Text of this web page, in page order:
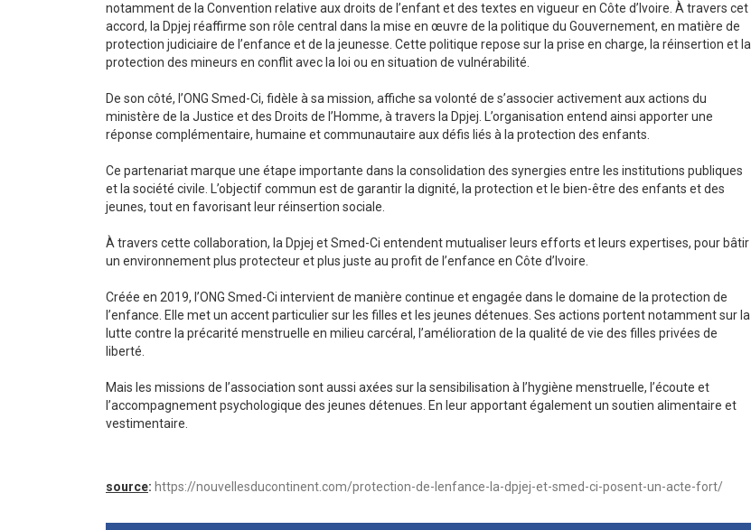
notamment de la Convention relative aux droits de l’enfant et des textes en vigueur en Côte d’Ivoire. À travers cet
accord, la Dpjej réaffirme son rôle central dans la mise en œuvre de la politique du Gouvernement, en matière de
protection judiciaire de l’enfance et de la jeunesse. Cette politique repose sur la prise en charge, la réinsertion et la
protection des mineurs en conflit avec la loi ou en situation de vulnérabilité.
De son côté, l’ONG Smed-Ci, fidèle à sa mission, affiche sa volonté de s’associer activement aux actions du
ministère de la Justice et des Droits de l’Homme, à travers la Dpjej. L’organisation entend ainsi apporter une
réponse complémentaire, humaine et communautaire aux défis liés à la protection des enfants.
Ce partenariat marque une étape importante dans la consolidation des synergies entre les institutions publiques
et la société civile. L’objectif commun est de garantir la dignité, la protection et le bien-être des enfants et des
jeunes, tout en favorisant leur réinsertion sociale.
À travers cette collaboration, la Dpjej et Smed-Ci entendent mutualiser leurs efforts et leurs expertises, pour bâtir
un environnement plus protecteur et plus juste au profit de l’enfance en Côte d’Ivoire.
Créée en 2019, l’ONG Smed-Ci intervient de manière continue et engagée dans le domaine de la protection de
l’enfance. Elle met un accent particulier sur les filles et les jeunes détenues. Ses actions portent notamment sur la
lutte contre la précarité menstruelle en milieu carcéral, l’amélioration de la qualité de vie des filles privées de
liberté.
Mais les missions de l’association sont aussi axées sur la sensibilisation à l’hygiène menstruelle, l’écoute et
l’accompagnement psychologique des jeunes détenues. En leur apportant également un soutien alimentaire et
vestimentaire.
source: https://nouvellesducontinent.com/protection-de-lenfance-la-dpjej-et-smed-ci-posent-un-acte-fort/